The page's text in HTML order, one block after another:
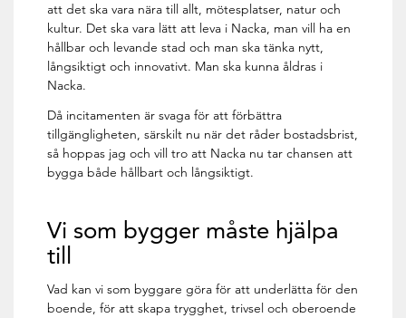
att det ska vara nära till allt, mötesplatser, natur och
kultur. Det ska vara lätt att leva i Nacka, man vill ha en
hållbar och levande stad och man ska tänka nytt,
långsiktigt och innovativt. Man ska kunna åldras i
Nacka.
Då incitamenten är svaga för att förbättra
tillgängligheten, särskilt nu när det råder bostadsbrist,
så hoppas jag och vill tro att Nacka nu tar chansen att
bygga både hållbart och långsiktigt.
Vi som bygger måste hjälpa
till
Vad kan vi som byggare göra för att underlätta för den
boende, för att skapa trygghet, trivsel och oberoende